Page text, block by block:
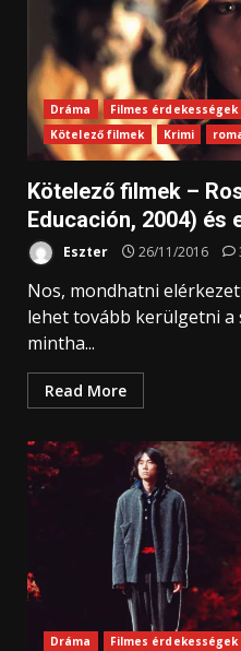
Dráma Filmes érdekességek
Kötelező filmek
Krimi
Kötelező filmek –
Educación, 2004) és
Eszter 26/11/2016
Nos, mondhatni
lehet tovább kerülgetni a
mintha...
Read More
Dráma Filmes érdekességek